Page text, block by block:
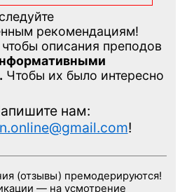
рекомендациям!
описания преподов
Чтобы их было интересно
нам:
!
(отзывы) премодерируются!